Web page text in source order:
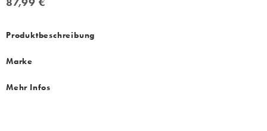
Produktbeschreibung
Marke
Mehr Infos